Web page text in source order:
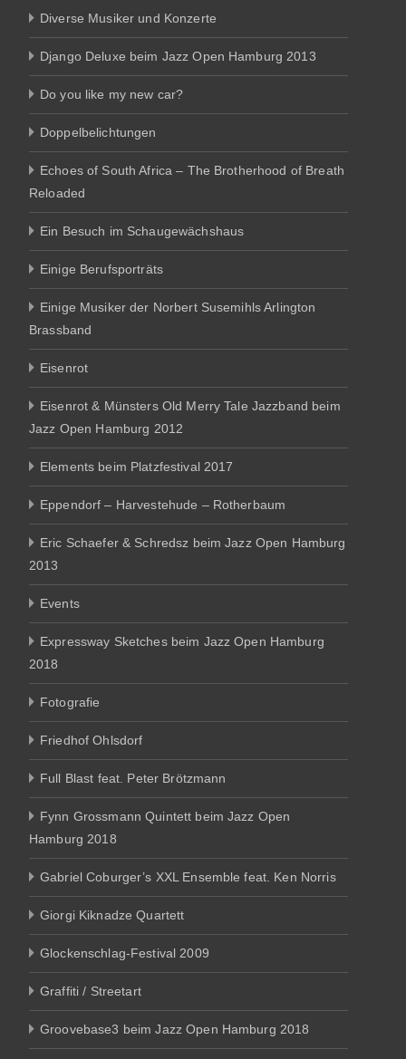
Diverse Musiker und Konzerte
Django Deluxe beim Jazz Open Hamburg 2013
Do you like my new car?
Doppelbelichtungen
Echoes of South Africa – The Brotherhood of Breath
Reloaded
Ein Besuch im Schaugewächshaus
Einige Berufsporträts
Einige Musiker der Norbert Susemihls Arlington
Brassband
Eisenrot
Eisenrot & Münsters Old Merry Tale Jazzband beim
Jazz Open Hamburg 2012
Elements beim Platzfestival 2017
Eppendorf – Harvestehude – Rotherbaum
Eric Schaefer & Schredsz beim Jazz Open Hamburg
2013
Events
Expressway Sketches beim Jazz Open Hamburg
2018
Fotografie
Friedhof Ohlsdorf
Full Blast feat. Peter Brötzmann
Fynn Grossmann Quintett beim Jazz Open
Hamburg 2018
Gabriel Coburger’s XXL Ensemble feat. Ken Norris
Giorgi Kiknadze Quartett
Glockenschlag-Festival 2009
Graffiti / Streetart
Groovebase3 beim Jazz Open Hamburg 2018